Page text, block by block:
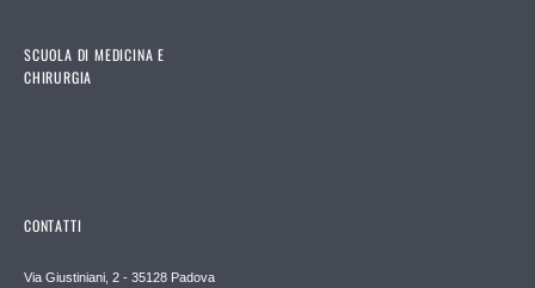
SCUOLA DI MEDICINA E
CHIRURGIA
CONTATTI
Via Giustiniani, 2 - 35128 Padova